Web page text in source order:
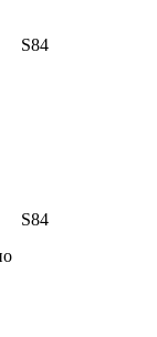
S84
S84